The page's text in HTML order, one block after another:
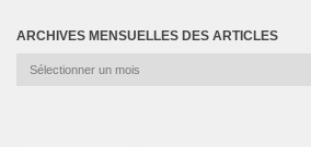
ARCHIVES MENSUELLES DES ARTICLES
Archives